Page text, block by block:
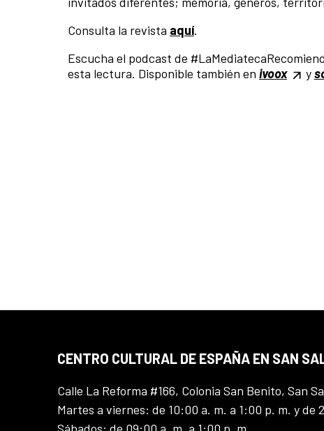
Consulta la revista aquí.
Escucha el podcast de
esta lectura. Disponible también en ivoox y
CENTRO CULTURAL DE ESPAÑA EN SAN
Calle La Reforma #166, Colonia San Benito, San
Martes a viernes: de 10:00 a. m. a 1:00 p. m. y de